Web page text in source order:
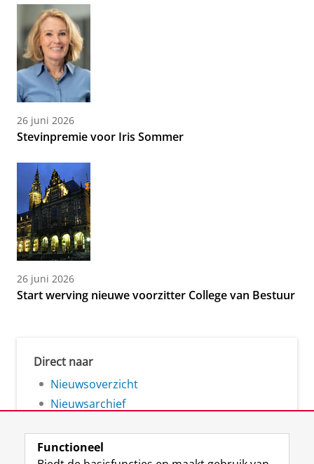
26 juni 2026
Stevinpremie voor Iris Sommer
26 juni 2026
Start werving nieuwe voorzitter College van Bestuur
Direct naar
Nieuwsoverzicht
Nieuwsarchief
Functioneel